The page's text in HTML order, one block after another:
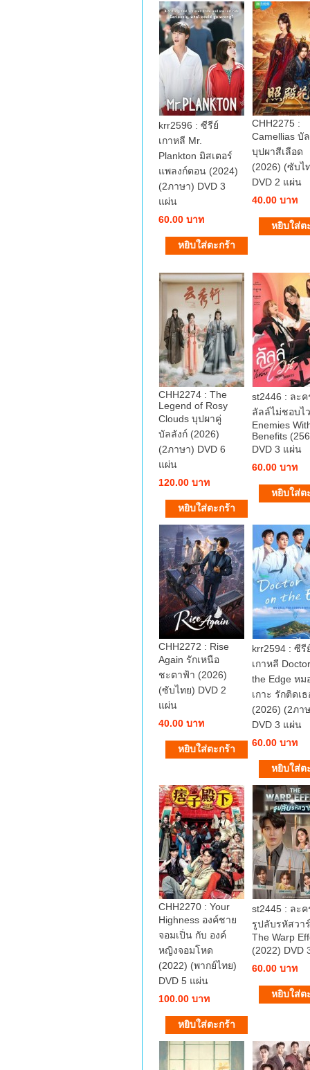
krr2596 : ซีรีย์
เกาหลี Mr.
Plankton มิสเตอร์
แพลงก์ตอน (2024)
(2ภาษา) DVD 3
แผ่น
60.00 บาท
CHH2275 :
Camellias บั
บุปผาสีเลือด
(2026) (ซับไ
DVD 2 แผ่น
40.00 บาท
CHH2274 : The
Legend of Rosy
Clouds บุปผาคู่
บัลลังก์ (2026)
(2ภาษา) DVD 6
แผ่น
120.00 บาท
st2446 : ละค
ลัลล์ไม่ชอบไ
Enemies
Benefits
DVD 3 แผ่น
60.00 บาท
CHH2272 : Rise
Again รักเหนือ
ชะตาฟ้า (2026)
(ซับไทย) DVD 2
แผ่น
40.00 บาท
krr2594 : ซีรี
เกาหลี
the Edge หม
เกาะ รักติดเธ
(2026) (2ภา
DVD 3 แผ่น
60.00 บาท
CHH2270 : Your
Highness องค์ชาย
จอมเปิ่น กับ องค์
หญิงจอมโหด
(2022) (พากย์ไทย)
DVD 5 แผ่น
100.00 บาท
st2445 : ละค
รูปลับรหัสวา
The Warp
(2022) DVD
60.00 บาท